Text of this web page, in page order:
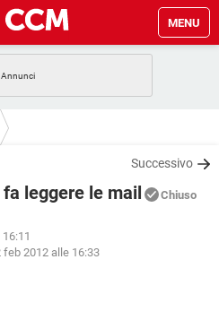
MENU
WHATSAPP
GAMING
WINDOWS 10
Successivo
leggere le mail Chiuso
feb 2012 alle 16:33